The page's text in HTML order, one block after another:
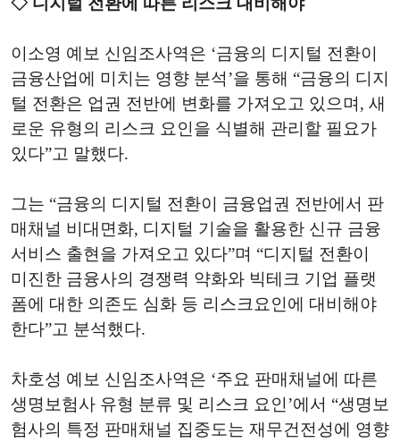
이소영 예보 신임조사역은 ‘금융의 디지털 전환이
금융산업에 미치는 영향 분석’을 통해 “금융의 디지
털 전환은 업권 전반에 변화를 가져오고 있으며, 새
로운 유형의 리스크 요인을 식별해 관리할 필요가
있다”고 말했다.
그는 “금융의 디지털 전환이 금융업권 전반에서 판
매채널 비대면화, 디지털 기술을 활용한 신규 금융
서비스 출현을 가져오고 있다”며 “디지털 전환이
미진한 금융사의 경쟁력 약화와 빅테크 기업 플랫
폼에 대한 의존도 심화 등 리스크요인에 대비해야
한다”고 분석했다.
차호성 예보 신임조사역은 ‘주요 판매채널에 따른
생명보험사 유형 분류 및 리스크 요인’에서 “생명보
험사의 특정 판매채널 집중도는 재무건전성에 영향